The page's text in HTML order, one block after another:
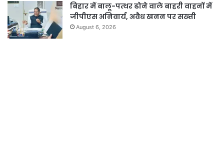
बिहार में बालू-पत्थर ढोने वाले बाहरी वाहनों में
जीपीएस अनिवार्य, अवैध खनन पर सख्ती
August 6, 2026